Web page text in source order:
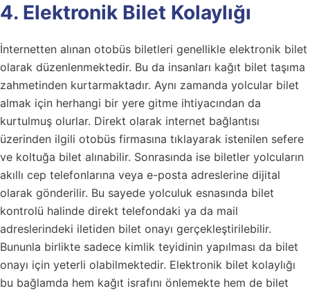
4. Elektronik Bilet Kolaylığı
İnternetten alınan otobüs biletleri genellikle elektronik bilet
olarak düzenlenmektedir. Bu da insanları kağıt bilet taşıma
zahmetinden kurtarmaktadır. Aynı zamanda yolcular bilet
almak için herhangi bir yere gitme ihtiyacından da
kurtulmuş olurlar. Direkt olarak internet bağlantısı
üzerinden ilgili otobüs firmasına tıklayarak istenilen sefere
ve koltuğa bilet alınabilir. Sonrasında ise biletler yolcuların
akıllı cep telefonlarına veya e-posta adreslerine dijital
olarak gönderilir. Bu sayede yolculuk esnasında bilet
kontrolü halinde direkt telefondaki ya da mail
adreslerindeki iletiden bilet onayı gerçekleştirilebilir.
Bununla birlikte sadece kimlik teyidinin yapılması da bilet
onayı için yeterli olabilmektedir. Elektronik bilet kolaylığı
bu bağlamda hem kağıt israfını önlemekte hem de bilet